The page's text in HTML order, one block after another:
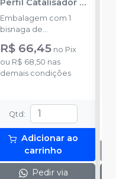
Perfil Catalisador-
VIGODENT
Embalagem com 1
bisnaga de
catalisador com 50g.
R$ 66,45 no Pix
ou R$ 68,50 nas
demais condições
Qtd :
Adicionar ao
carrinho
Pedir via